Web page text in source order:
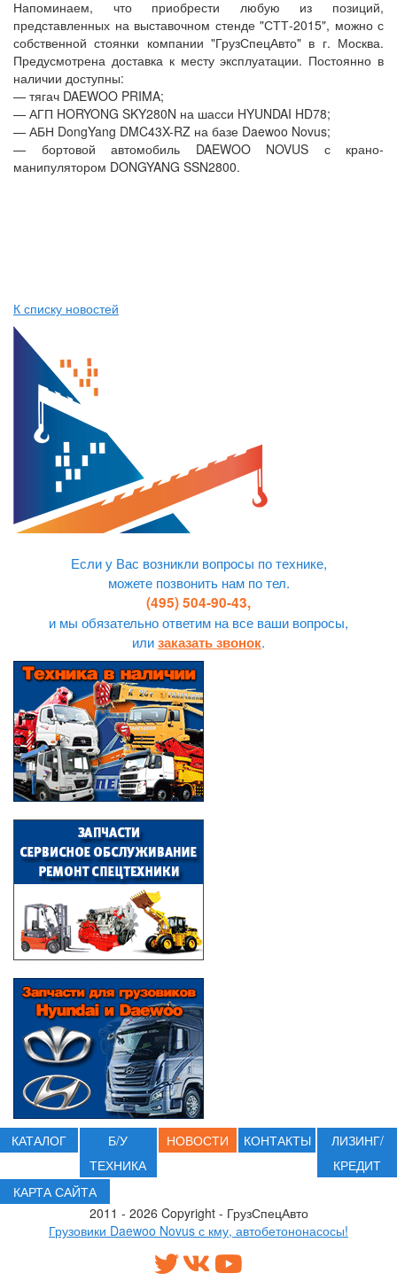
Напоминаем, что приобрести любую из позиций,
представленных на выставочном стенде "СТТ-2015", можно с
собственной стоянки компании "ГрузСпецАвто" в г. Москва.
Предусмотрена доставка к месту эксплуатации. Постоянно в
наличии доступны:
— тягач DAEWOO PRIMA;
— АГП HORYONG SKY280N на шасси HYUNDAI HD78;
— АБН DongYang DMC43X-RZ на базе Daewoo Novus;
— бортовой автомобиль DAEWOO NOVUS с крано-
манипулятором DONGYANG SSN2800.
К списку новостей
Если у Вас возникли вопросы по технике,
можете позвонить нам по тел.
(495) 504-90-43,
и мы обязательно ответим на все ваши вопросы,
илизаказать звонок.
КАТАЛОГ
Б/У
ТЕХНИКА
НОВОСТИ КОНТАКТЫ
ЛИЗИНГ/
КРЕДИТ
КАРТА САЙТА
2011 - 2026 Copyright - ГрузСпецАвто
Грузовики Daewoo Novus с кму, автобетононасосы!